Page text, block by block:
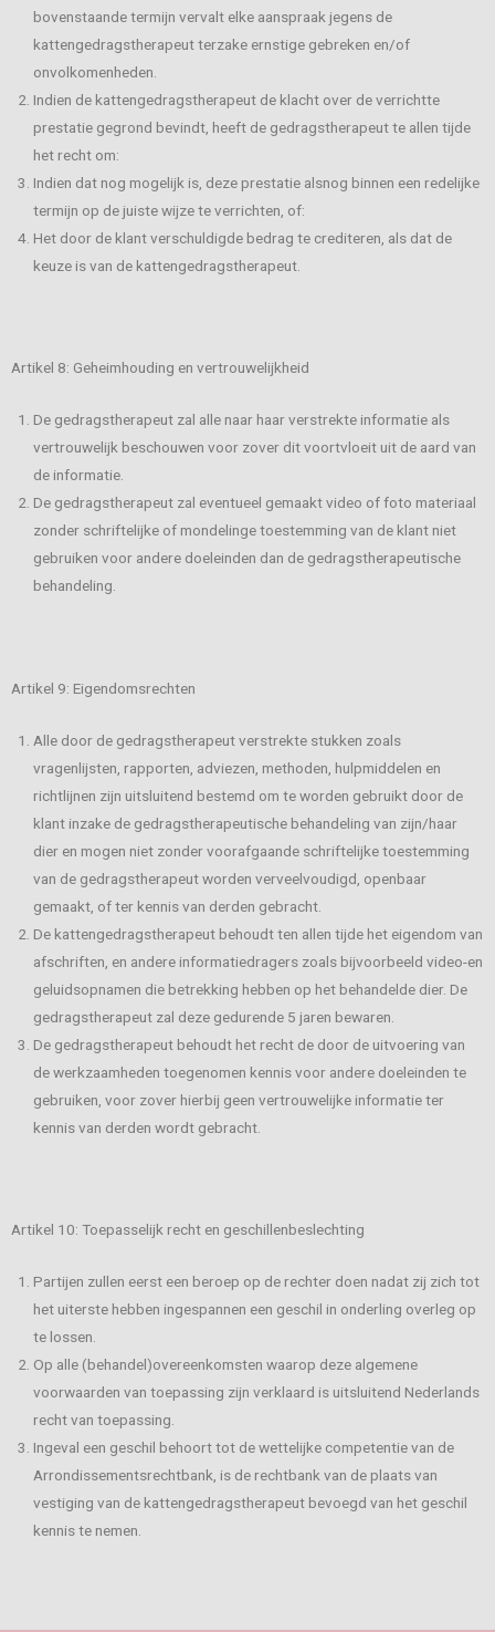
bovenstaande termijn vervalt elke aanspraak jegens de
kattengedragstherapeut terzake ernstige gebreken en/of
onvolkomenheden.
Indien de kattengedragstherapeut de klacht over de verrichtte
prestatie gegrond bevindt, heeft de gedragstherapeut te allen tijde
het recht om:
Indien dat nog mogelijk is, deze prestatie alsnog binnen een redelijke
termijn op de juiste wijze te verrichten, of:
Het door de klant verschuldigde bedrag te crediteren, als dat de
keuze is van de kattengedragstherapeut.
Artikel 8: Geheimhouding en vertrouwelijkheid
De gedragstherapeut zal alle naar haar verstrekte informatie als
vertrouwelijk beschouwen voor zover dit voortvloeit uit de aard van
de informatie.
De gedragstherapeut zal eventueel gemaakt video of foto materiaal
zonder schriftelijke of mondelinge toestemming van de klant niet
gebruiken voor andere doeleinden dan de gedragstherapeutische
behandeling.
Artikel 9: Eigendomsrechten
Alle door de gedragstherapeut verstrekte stukken zoals
vragenlijsten, rapporten, adviezen, methoden, hulpmiddelen en
richtlijnen zijn uitsluitend bestemd om te worden gebruikt door de
klant inzake de gedragstherapeutische behandeling van zijn/haar
dier en mogen niet zonder voorafgaande schriftelijke toestemming
van de gedragstherapeut worden verveelvoudigd, openbaar
gemaakt, of ter kennis van derden gebracht.
De kattengedragstherapeut behoudt ten allen tijde het eigendom van
afschriften, en andere informatiedragers zoals bijvoorbeeld video-en
geluidsopnamen die betrekking hebben op het behandelde dier. De
gedragstherapeut zal deze gedurende 5 jaren bewaren.
De gedragstherapeut behoudt het recht de door de uitvoering van
de werkzaamheden toegenomen kennis voor andere doeleinden te
gebruiken, voor zover hierbij geen vertrouwelijke informatie ter
kennis van derden wordt gebracht.
Artikel 10: Toepasselijk recht en geschillenbeslechting
Partijen zullen eerst een beroep op de rechter doen nadat zij zich tot
het uiterste hebben ingespannen een geschil in onderling overleg op
te lossen.
Op alle (behandel)overeenkomsten waarop deze algemene
voorwaarden van toepassing zijn verklaard is uitsluitend Nederlands
recht van toepassing.
Ingeval een geschil behoort tot de wettelijke competentie van de
Arrondissementsrechtbank, is de rechtbank van de plaats van
vestiging van de kattengedragstherapeut bevoegd van het geschil
kennis te nemen.